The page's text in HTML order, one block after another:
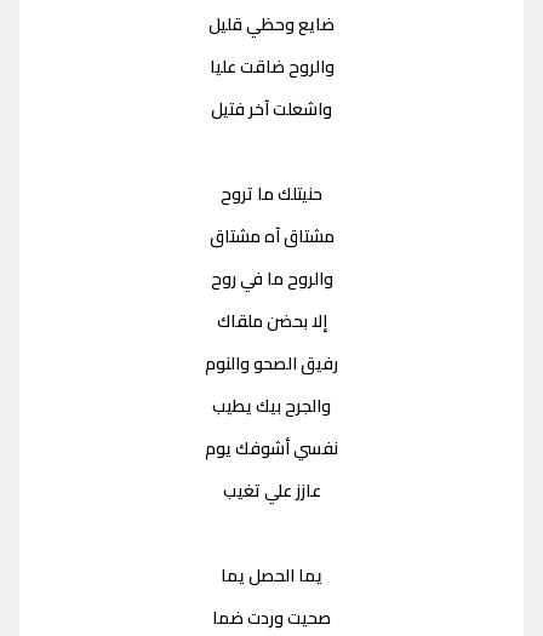
ضايع وحظي قليل
والروح ضاقت عليا
واشعلت آخر فتيل
حنيتلك ما تروح
مشتاق آه مشتاق
والروح ما في روح
إلا بحضن ملقاك
رفيق الصحو والنوم
والجرح بيك يطيب
نفسي أشوفك يوم
عازز علي تغيب
يما الحصل يما
صحيت وردت ضما